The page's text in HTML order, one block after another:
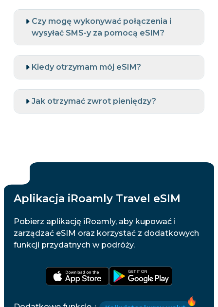
Czy mogę wykonywać połączenia i
wysyłać SMS-y za pomocą eSIM?
Kiedy otrzymam mój eSIM?
Jak otrzymać zwrot pieniędzy?
Aplikacja iRoamly Travel eSIM
Pobierz aplikację iRoamly, aby kupować i
zarządzać eSIM oraz korzystać z dodatkowych
funkcji przydatnych w podróży.